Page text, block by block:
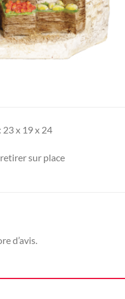
x 19 x 24
sur place
d’avis.